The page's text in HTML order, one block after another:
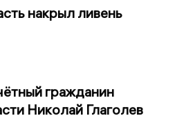
накрыл ливень
гражданин
Николай Глаголев